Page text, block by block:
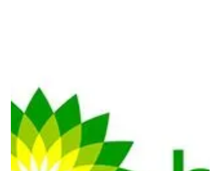
Auf Einladung von Professor Dr. Timo Meinhardt, Inhaber des
Dr. Ahrend Oetker Lehrstuhls für Wirtschaftspsychologie und
Führung an der HH...